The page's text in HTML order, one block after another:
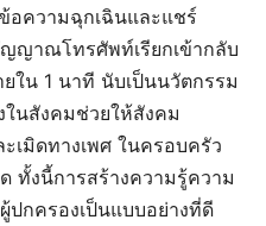
อความฉุกเฉินและแชร์
ญาณโทรศัพท์เรียกเข้ากลับ
ใน 1 นาที นับเป็นนวัตกรรม
นสังคมช่วยให้สังคม
เมิดทางเพศ ในครอบครัว
ทั้งนี้การสร้างความรู้ความ
ปกครองเป็นแบบอย่างที่ดี